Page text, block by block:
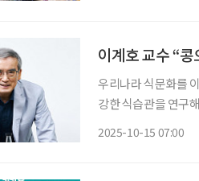
이계호 교수 “
우리나라 식문화를
강한 식습관을 연구
2025-10-15 07:00